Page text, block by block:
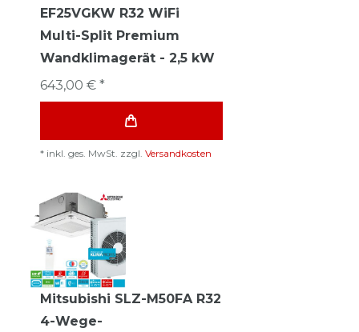
EF25VGKW R32 WiFi
Multi-Split Premium
Wandklimagerät - 2,5 kW
643,00 € *
* inkl. ges. MwSt. zzgl. Versandkosten
Mitsubishi SLZ-M50FA R32
4-Wege-